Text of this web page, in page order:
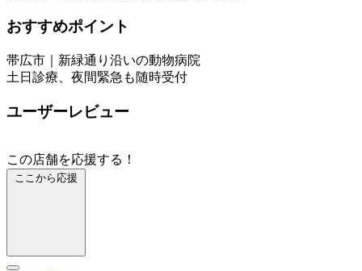
おすすめポイント
帯広市｜新緑通り沿いの動物病院
土日診療、夜間緊急も随時受付
ユーザーレビュー
この店舗を応援する！
ここから応援